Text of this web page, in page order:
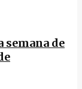
semana de